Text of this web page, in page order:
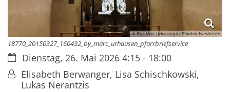
© Bild: Marc Urhausen In: Pfarrbriefservice.de
18770_20150327_160432_by_marc_urhausen_pfarrbriefservice
Datum:Dienstag, 26. Mai 2026 4:15 - 18:00
Von:Elisabeth Berwanger, Lisa Schischkowski,
Lukas Nerantzis